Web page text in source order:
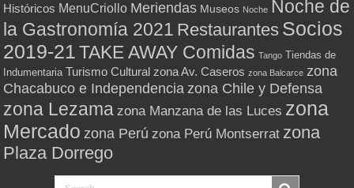
Históricos MenuCriollo Meriendas Museos Noche Noche de
la Gastronomía 2021 Restaurantes Socios
2019-21 TAKE AWAY Comidas Tango Tiendas de
Indumentaria Turismo Cultural zona Av. Caseros zona Balcarce zona
Chacabuco e Independencia zona Chile y Defensa
zona Lezama zona Manzana de las Luces zona
Mercado zona Perú zona Perú Montserrat zona
Plaza Dorrego